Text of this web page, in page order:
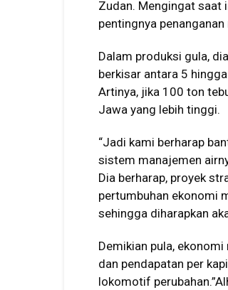
Zudan. Mengingat saat
pentingnya
Dalam produksi gula,
berkisar antara 5
Artinya, jika 100 ton
Jawa yang lebih tinggi.
“Jadi kami berharap
sistem manajemen
Dia berharap, proyek
pertumbuhan ekonomi
sehingga diharapkan
Demikian pula,
dan pendapatan per
lokomotif